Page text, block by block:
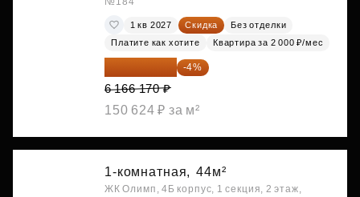
1 кв 2027 Скидка
Без отделки
Платите как хотите
Квартира за 2 000 ₽/мес
-4%
6 166 170 ₽
150 624 ₽ за м²
1-комнатная, 44м²
ЖК Олимп, 4Б корпус, 1 секция, 2 этаж,